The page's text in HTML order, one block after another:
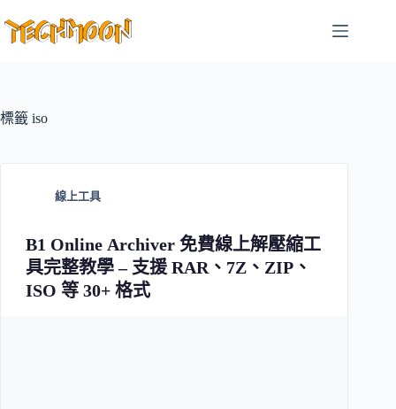
至
容
標籤 iso
線上工具
B1 Online Archiver 免費線上解壓縮工
具完整教學 – 支援 RAR、7Z、ZIP、
ISO 等 30+ 格式